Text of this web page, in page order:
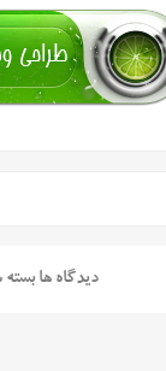
دیدگاه ها